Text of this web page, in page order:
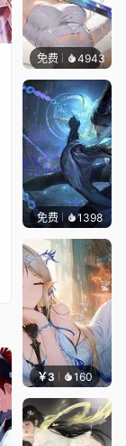
免费 4943
免费 1398小佛
￥3 160 豆子